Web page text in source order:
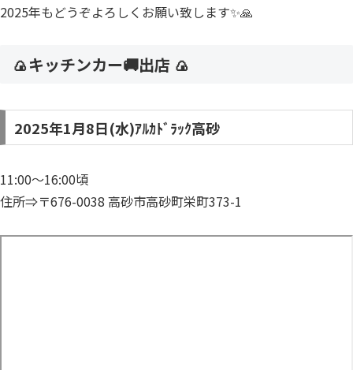
2025年もどうぞよろしくお願い致します✨🙏
🍙キッチンカー🚚出店 🍙
2025年1月8日(水)ｱﾙｶﾄﾞﾗｯｸ高砂
11:00～16:00頃
住所⇒〒676-0038 高砂市高砂町栄町373-1